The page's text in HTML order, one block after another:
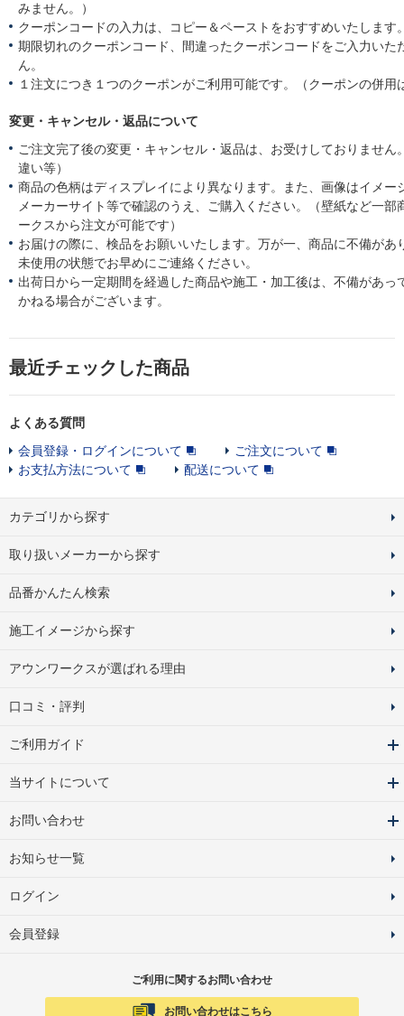
みません。）
クーポンコードの入力は、コピー＆ペーストをおすすめいたします
期限切れのクーポンコード、間違ったクーポンコードをご入力いた
ん。
１注文につき１つのクーポンがご利用可能です。（クーポンの併用
変更・キャンセル・返品について
ご注文完了後の変更・キャンセル・返品は、お受けしておりません
違い等）
商品の色柄はディスプレイにより異なります。また、画像はイメー
メーカーサイト等で確認のうえ、ご購入ください。（壁紙など一部
ークスから注文が可能です）
お届けの際に、検品をお願いいたします。万が一、商品に不備があ
未使用の状態でお早めにご連絡ください。
出荷日から一定期間を経過した商品や施工・加工後は、不備があっ
かねる場合がございます。
最近チェックした商品
よくある質問
会員登録・ログインについて
ご注文について
お支払方法について
配送について
カテゴリから探す
取り扱いメーカーから探す
品番かんたん検索
施工イメージから探す
アウンワークスが選ばれる理由
口コミ・評判
ご利用ガイド
当サイトについて
お問い合わせ
お知らせ一覧
ログイン
会員登録
ご利用に関するお問い合わせ
お問い合わせはこちら